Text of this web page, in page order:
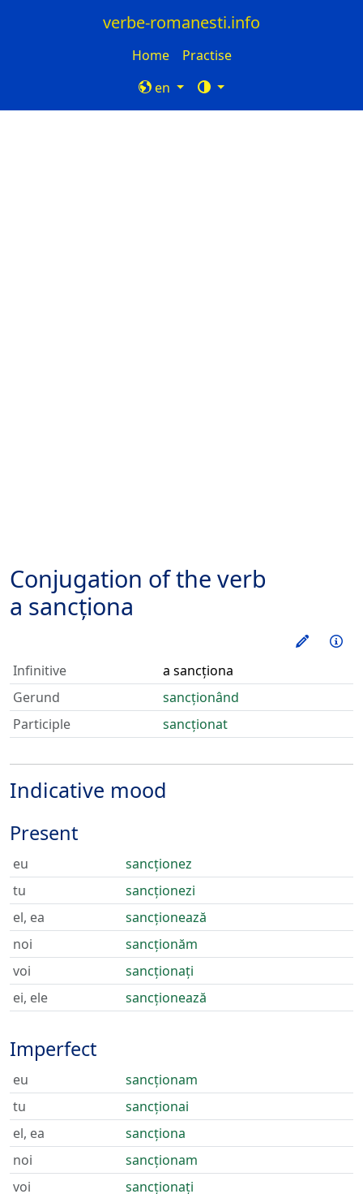
verbe-romanesti.info
Home
Practise
en
Conjugation of the verb
a sancționa
Train
Infinitive
a sancționa
Gerund
sancționând
Participle
sancționat
Indicative mood
Present
eu
sancționez
tu
sancționezi
el, ea
sancționează
noi
sancționăm
voi
sancționați
ei, ele
sancționează
Imperfect
eu
sancționam
tu
sancționai
el, ea
sancționa
noi
sancționam
voi
sancționați